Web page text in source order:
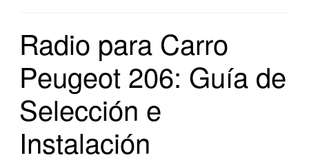
SATELITALES
Radio para Carro
Peugeot 206: Guía de
Selección e
Instalación